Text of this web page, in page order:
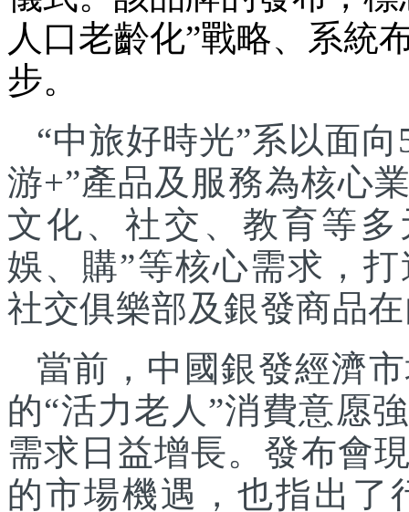
人口老齡化”戰略、系統
步。
“中旅好時光”系以面
游+”產品及服務為核心
文化、社交、教育等
娛、購”等核心需求，
社交俱樂部及銀發商品
當前，中國銀發經濟
的“活力老人”消費意愿
需求日益增長。發布會
的市場機遇，也指出了